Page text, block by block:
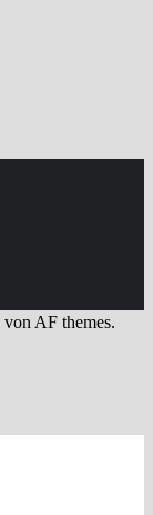
von AF themes.